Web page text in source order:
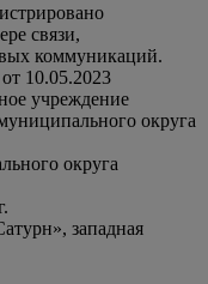
связи,
коммуникаций.
10.05.2023
учреждение
округа
округа
западная